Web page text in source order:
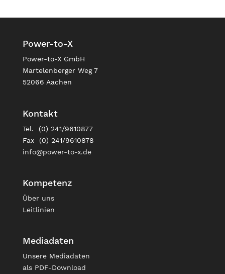
Power-to-X
Power-to-X GmbH
Martelenberger Weg 7
52066 Aachen
Kontakt
Tel. (0) 241/9610877
Fax (0) 241/9610878
info@power-to-x.de
Kompetenz
Über uns
Leitlinien
Mediadaten
Unsere Mediadaten
als PDF-Download